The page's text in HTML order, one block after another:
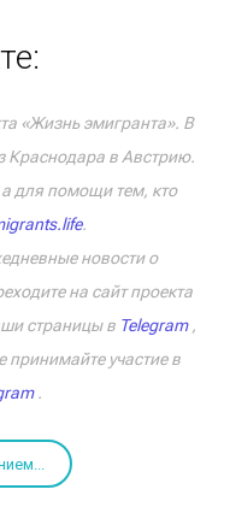
«Жизнь эмигранта». В
Краснодара в Австрию.
для помощи тем, кто
.
новости о
на сайт проекта
страницы в Telegram,
принимайте участие в
.